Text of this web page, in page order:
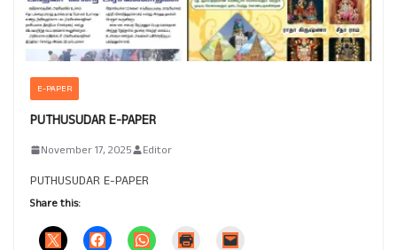
E-PAPER
PUTHUSUDAR E-PAPER
November 17, 2025 Editor
PUTHUSUDAR E-PAPER
Share this: